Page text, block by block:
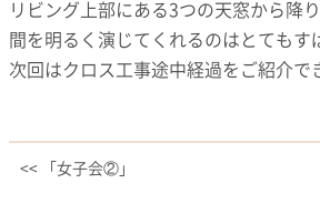
リビング上部にある3つの天窓から降
間を明るく演じてくれるのはとてもす
次回はクロス工事途中経過をご紹介で
<< 「女子会②」